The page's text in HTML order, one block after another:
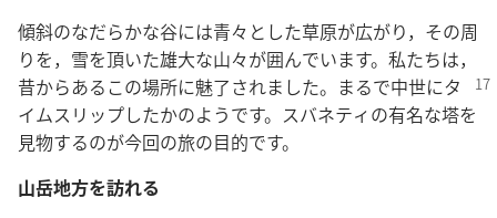
傾斜のなだらかな谷には青々とした草原が広がり，その周
りを，雪を頂いた雄大な山々が囲んでいます。私たちは，
昔からあるこの場所に魅了されました。まるで中世にタ
イムスリップしたかのようです。スバネティの有名な塔を
見物するのが今回の旅の目的です。
山岳地方を訪れる